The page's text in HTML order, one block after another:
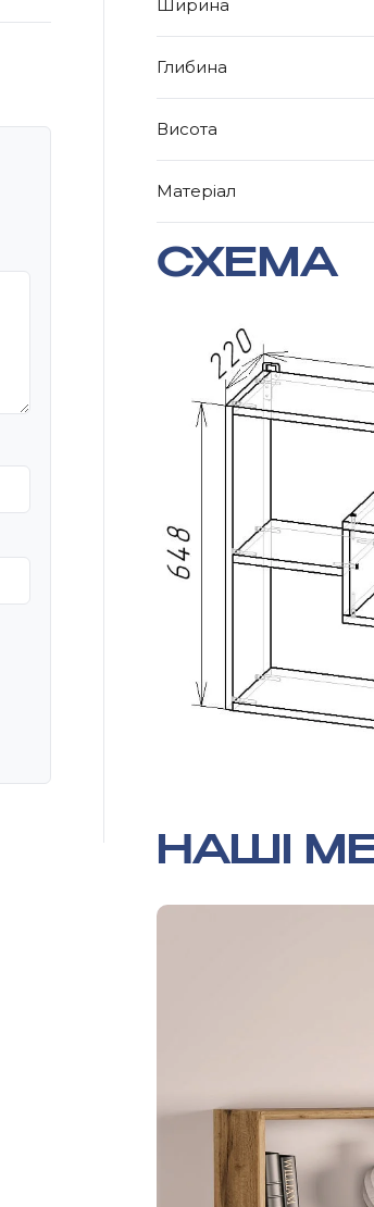
Ширина
Глибина
Висота
Матеріал
СХЕМА
НАШІ